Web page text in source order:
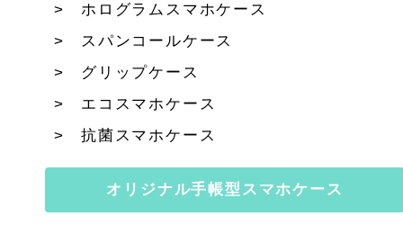
ホログラムスマホケース
スパンコールケース
グリップケース
エコスマホケース
抗菌スマホケース
オリジナル手帳型スマホケース